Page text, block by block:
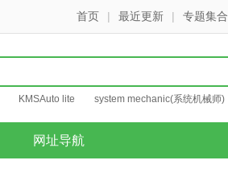
首页 | 最近更新 | 专题集合
KMSAuto lite system mechanic(系统机械师)
网址导航